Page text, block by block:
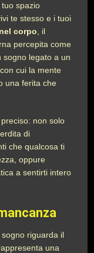
spazio
te stesso e i tuoi
corpo , il
percepita come
sogno legato a un
cui la mente
una ferita che
preciso: non solo
di
che qualcosa ti
oppure
a sentirti intero
riguarda il
una